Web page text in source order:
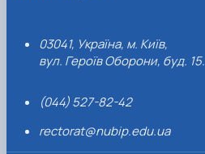
03041, Україна, м. Київ,
вул. Героїв Оборони, буд. 15.
(044) 527-82-42
rectorat@nubip.edu.ua